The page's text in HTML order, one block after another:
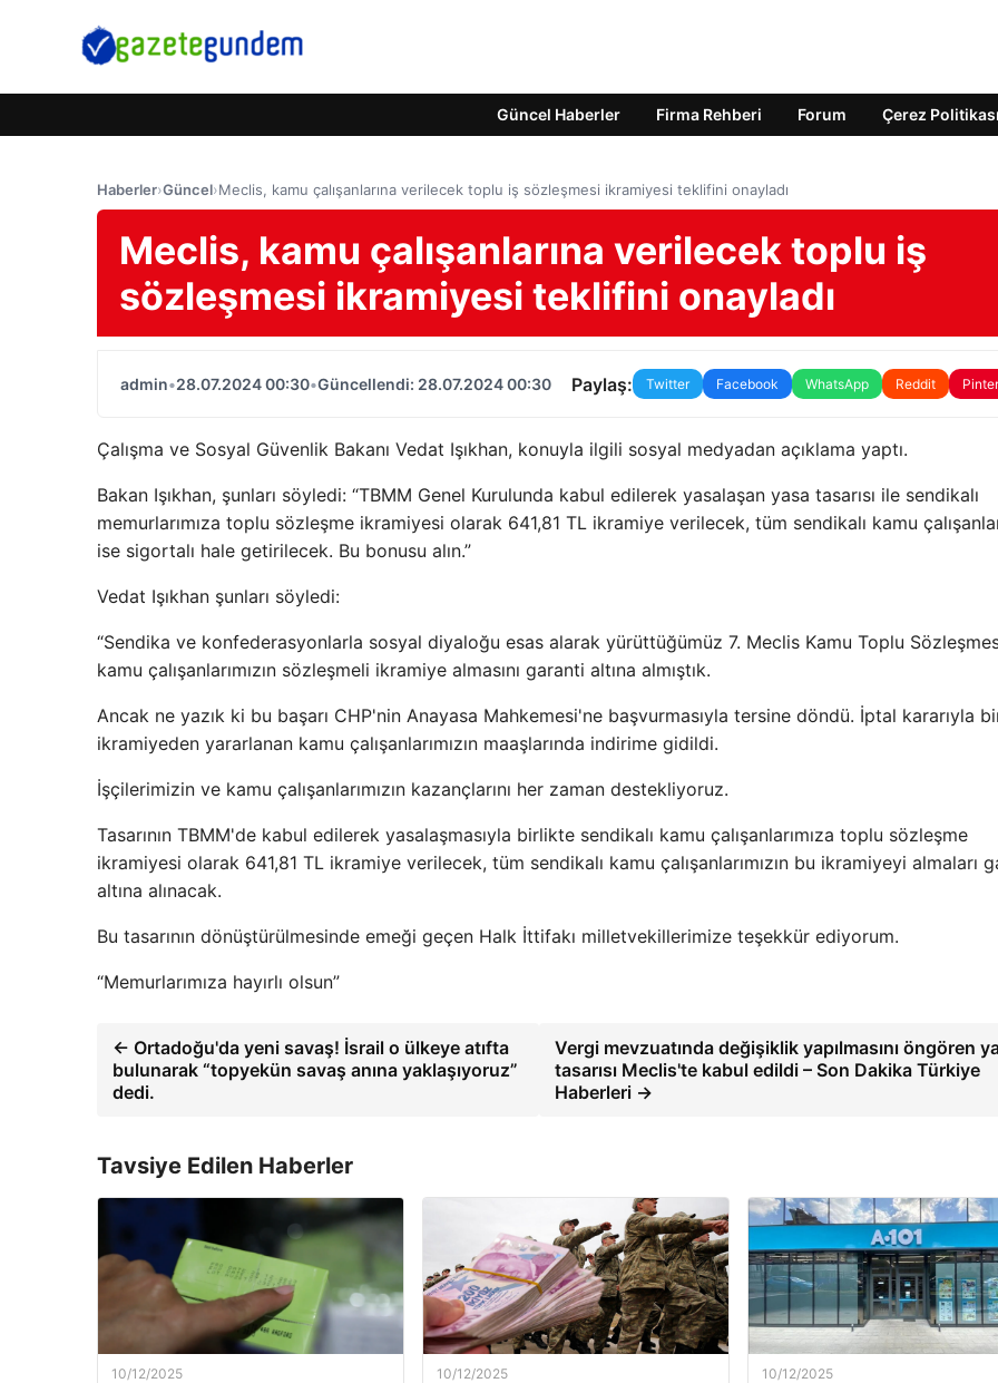
Güncel Haberler Firma Rehberi Forum Çerez Politikası
Haberler›Güncel›Meclis, kamu çalışanlarına verilecek toplu iş sözleşmesi ikramiyesi teklifini onayladı
Meclis, kamu çalışanlarına verilecek toplu iş
sözleşmesi ikramiyesi teklifini onayladı
admin•28.07.2024 00:30•Güncellendi: 28.07.2024 00:30 Paylaş: Twitter Facebook WhatsApp Reddit
Çalışma ve Sosyal Güvenlik Bakanı Vedat Işıkhan, konuyla ilgili sosyal medyadan açıklama yaptı.
Bakan Işıkhan, şunları söyledi: “TBMM Genel Kurulunda kabul edilerek yasalaşan yasa tasarısı ile sendikalı
memurlarımıza toplu sözleşme ikramiyesi olarak 641,81 TL ikramiye verilecek, tüm sendikalı kamu
ise sigortalı hale getirilecek. Bu bonusu alın.”
Vedat Işıkhan şunları söyledi:
“Sendika ve konfederasyonlarla sosyal diyaloğu esas alarak yürüttüğümüz 7. Meclis Kamu Toplu
kamu çalışanlarımızın sözleşmeli ikramiye almasını garanti altına almıştık.
Ancak ne yazık ki bu başarı CHP'nin Anayasa Mahkemesi'ne başvurmasıyla tersine döndü. İptal kararıyla
ikramiyeden yararlanan kamu çalışanlarımızın maaşlarında indirime gidildi.
İşçilerimizin ve kamu çalışanlarımızın kazançlarını her zaman destekliyoruz.
Tasarının TBMM'de kabul edilerek yasalaşmasıyla birlikte sendikalı kamu çalışanlarımıza toplu sözleşme
ikramiyesi olarak 641,81 TL ikramiye verilecek, tüm sendikalı kamu çalışanlarımızın bu ikramiyeyi almaları
altına alınacak.
Bu tasarının dönüştürülmesinde emeği geçen Halk İttifakı milletvekillerimize teşekkür ediyorum.
“Memurlarımıza hayırlı olsun”
← Ortadoğu'da yeni savaş! İsrail o ülkeye atıfta
bulunarak “topyekün savaş anına yaklaşıyoruz”
dedi.
Vergi mevzuatında değişiklik yapılmasını öngören
tasarısı Meclis'te kabul edildi – Son Dakika Türkiye
Haberleri →
Tavsiye Edilen Haberler
10/12/2025 10/12/2025 10/12/2025